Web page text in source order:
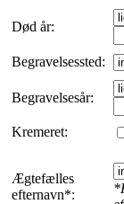
Død år:
Begravelsessted:
Begravelsesår:
Kremeret:
Ægtefælles
efternavn*: